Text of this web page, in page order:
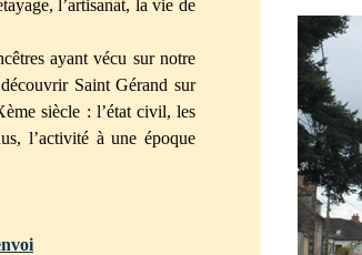
l’artisanat, la vie de
ayant vécu sur notre
Saint Gérand sur
siècle : l’état civil, les
l’activité à une époque